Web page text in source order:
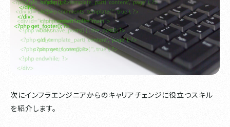
次にインフラエンジニアからのキャリアチェンジに役立つスキル
を紹介します。